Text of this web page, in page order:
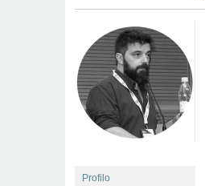
Profilo